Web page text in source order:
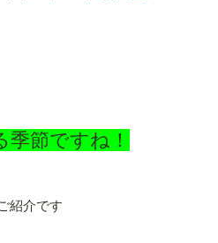
節ですね！
紹介です